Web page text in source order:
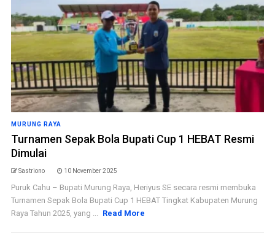
MURUNG RAYA
Turnamen Sepak Bola Bupati Cup 1 HEBAT Resmi
Dimulai
Sastriono 10 November 2025
Puruk Cahu – Bupati Murung Raya, Heriyus SE secara resmi membuka
Turnamen Sepak Bola Bupati Cup 1 HEBAT Tingkat Kabupaten Murung
Raya Tahun 2025, yang ... Read More